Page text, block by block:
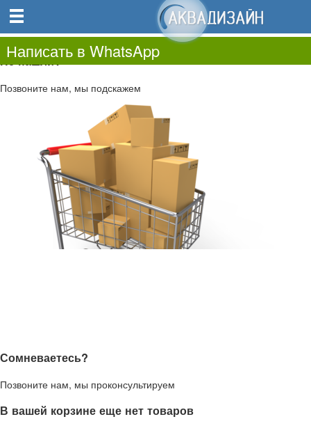
0.00
0
Не нашли?
Позвоните нам, мы подскажем
Сомневаетесь?
Позвоните нам, мы проконсультируем
В вашей корзине еще нет товаров
Написать в WhatsApp